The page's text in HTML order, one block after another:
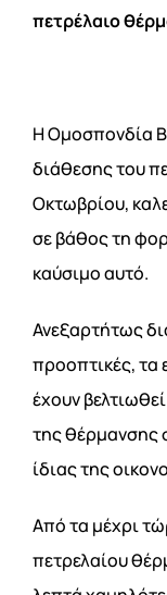
πετρέλαιο
Η Ομοσπονδία
διάθεσης του
Οκτωβρίου,
σε βάθος τη
καύσιμο αυτό.
Ανεξαρτήτως
προοπτικές, τα
έχουν
της θέρμανσης
ίδιας της
Από τα μέχρι
πετρελαίου